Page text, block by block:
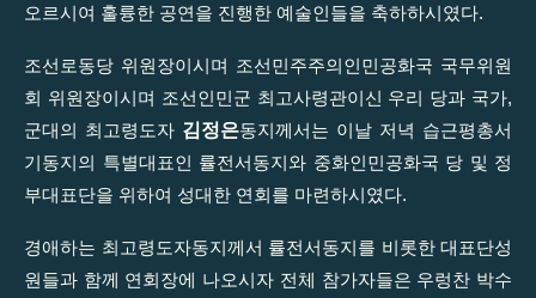
오르시여 훌륭한 공연을 진행한 예술인들을 축하하시였다.
조선로동당 위원장이시며 조선민주주의인민공화국 국무위원
회 위원장이시며 조선인민군 최고사령관이신 우리 당과 국가,
군대의 최고령도자 김정은동지께서는 이날 저녁 습근평총서
기동지의 특별대표인 률전서동지와 중화인민공화국 당 및 정
부대표단을 위하여 성대한 연회를 마련하시였다.
경애하는 최고령도자동지께서 률전서동지를 비롯한 대표단성
원들과 함께 연회장에 나오시자 전체 참가자들은 우렁찬 박수